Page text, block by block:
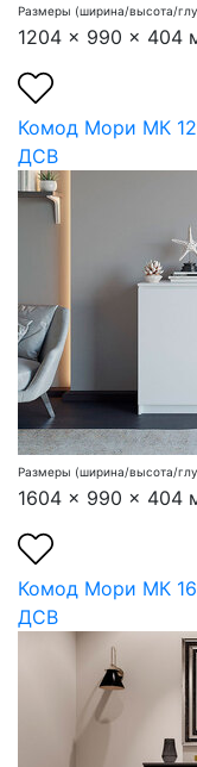
Размеры (ширина/высота/
1204 x 990 x 404
Комод Мори МК
ДСВ
Размеры (ширина/высота/
1604 x 990 x 404
Комод Мори МК
ДСВ